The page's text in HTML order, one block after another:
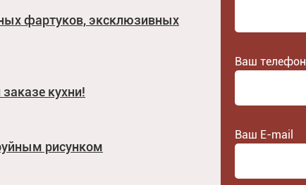
фартуков, эксклюзивных
кухни!
рисунком
Ваш телефон
Ваш E-mail